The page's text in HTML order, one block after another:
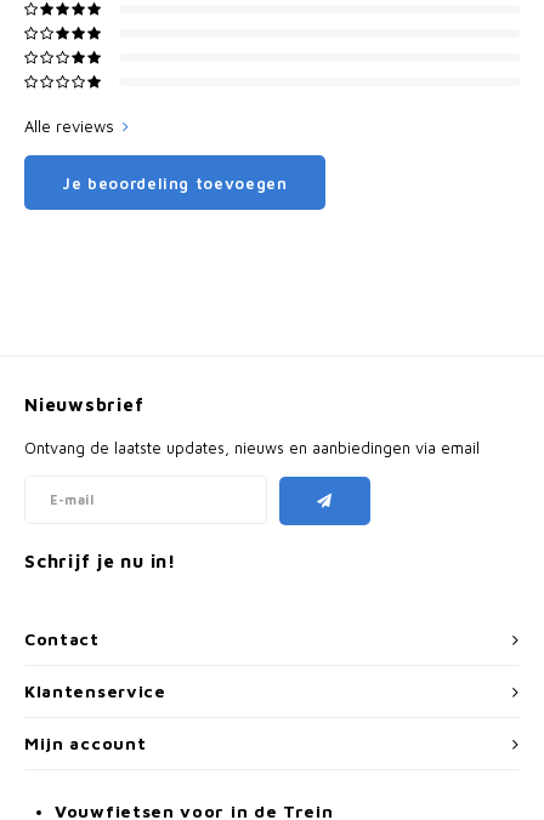
Alle reviews
Je beoordeling toevoegen
Contact
Nieuwsbrief
Ontvang de laatste updates, nieuws en aanbiedingen via email
Schrijf je nu in!
Klantenservice
Mijn account
Vouwfietsen voor in de Trein